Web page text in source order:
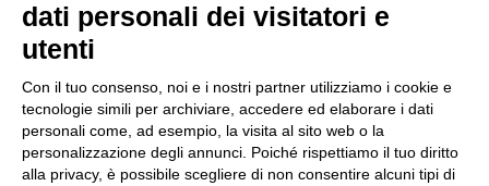
dati personali dei visitatori e
utenti
Con il tuo consenso, noi e i nostri partner utilizziamo i cookie e
tecnologie simili per archiviare, accedere ed elaborare i dati
personali come, ad esempio, la visita al sito web o la
personalizzazione degli annunci. Poiché rispettiamo il tuo diritto
alla privacy, è possibile scegliere di non consentire alcuni tipi di